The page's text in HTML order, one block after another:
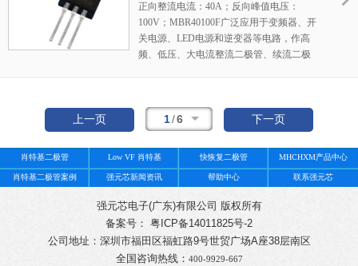
正向整流电流：40A；反向峰值电压：
100V；MBR40100F广泛应用于变频器、开
关电源、LED电源和逆变器等电路，作高
频、低压、大电流整流二极管、续流二极
上一页 1/6 下一页
肖特基二极管 Low VF 肖特基 快恢复二极管 MHCHXM产品中心
肖特基二极管案例 强元芯新闻资讯 帮助中心 联系强元芯
强元芯电子(广东)有限公司 版权所有
备案号： 粤ICP备14011825号-2
公司地址：深圳市福田区福虹路9号世贸广场A座38层南区
全国咨询热线： 400-9929-667